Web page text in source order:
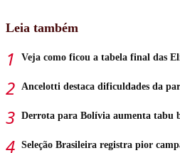
Leia também
Veja como ficou a tabela final das
Ancelotti destaca dificuldades da
Derrota para Bolívia aumenta tabu
Seleção Brasileira registra pior